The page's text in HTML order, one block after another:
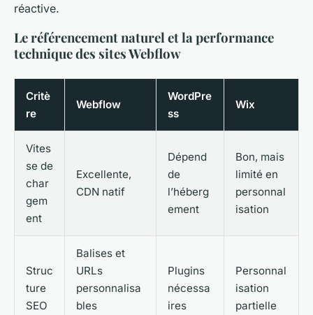
réactive.
Le référencement naturel et la performance
technique des sites Webflow
Critè
re
Webflow
WordPre
ss
Wix
Vites
se de
char
gem
ent
Excellente,
CDN natif
Dépend
de
l’héberg
ement
Bon, mais
limité en
personnal
isation
Struc
ture
SEO
Balises et
URLs
personnalisa
bles
Plugins
nécessa
ires
Personnal
isation
partielle